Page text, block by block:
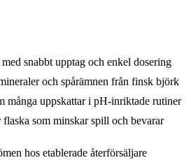
snabbt upptag och enkel dosering
och spårämnen från finsk björk
många uppskattar i pH-inriktade rutiner
som minskar spill och bevarar
hos etablerade återförsäljare